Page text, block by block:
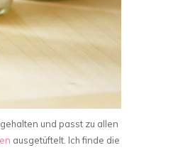
und passt zu allen
ausgetüftelt. Ich finde die